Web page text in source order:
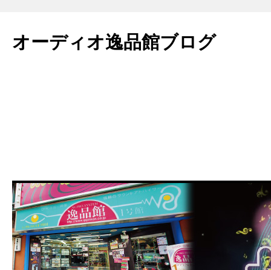
テ
ン
オーディオ逸品館ブログ